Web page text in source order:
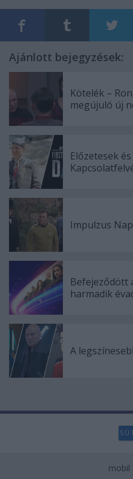
Ajánlott bejegyzések:
Kötelék –
megújuló új
Előzetesek
Impulzus
Befejeződött
harmadik
A
mobil